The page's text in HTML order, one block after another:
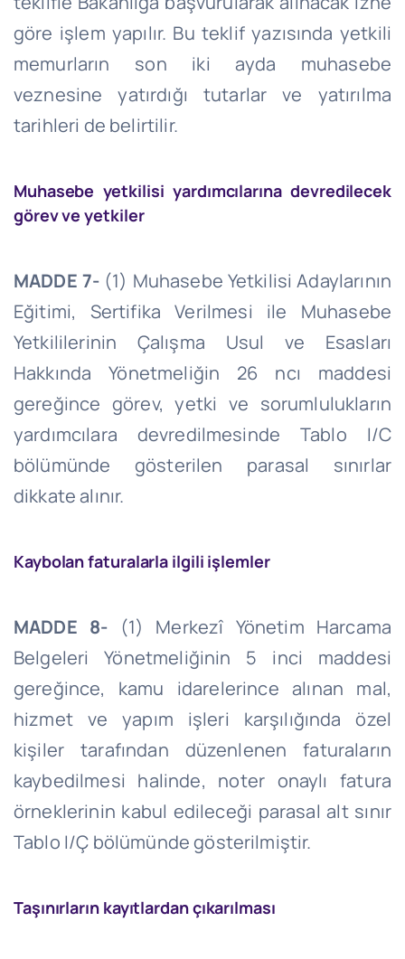
göre işlem yapılır. Bu teklif yazısında yetkili
memurların son iki ayda muhasebe
veznesine yatırdığı tutarlar ve yatırılma
tarihleri de belirtilir.
Muhasebe yetkilisi yardımcılarına devredilecek
görev ve yetkiler
MADDE 7- (1) Muhasebe Yetkilisi Adaylarının
Eğitimi, Sertifika Verilmesi ile Muhasebe
Yetkililerinin Çalışma Usul ve Esasları
Hakkında Yönetmeliğin 26 ncı maddesi
gereğince görev, yetki ve sorumlulukların
yardımcılara devredilmesinde Tablo I/C
bölümünde gösterilen parasal sınırlar
dikkate alınır.
Kaybolan faturalarla ilgili işlemler
MADDE 8- (1) Merkezî Yönetim Harcama
Belgeleri Yönetmeliğinin 5 inci maddesi
gereğince, kamu idarelerince alınan mal,
hizmet ve yapım işleri karşılığında özel
kişiler tarafından düzenlenen faturaların
kaybedilmesi halinde, noter onaylı fatura
örneklerinin kabul edileceği parasal alt sınır
Tablo I/Ç bölümünde gösterilmiştir.
Taşınırların kayıtlardan çıkarılması